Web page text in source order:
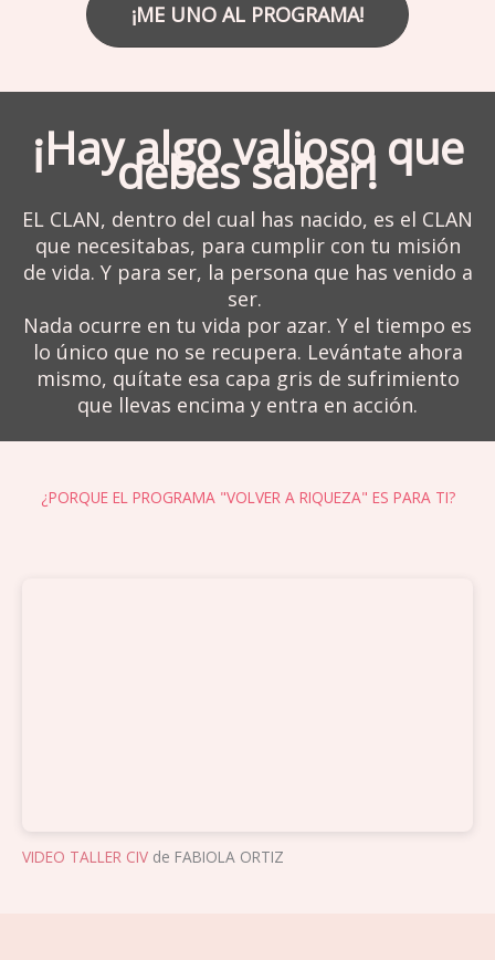
¡ME UNO AL PROGRAMA!
¡Hay algo valioso que
debes saber!
EL CLAN, dentro del cual has nacido, es el CLAN
que necesitabas, para cumplir con tu misión
de vida. Y para ser, la persona que has venido a
ser.
Nada ocurre en tu vida por azar. Y el tiempo es
lo único que no se recupera. Levántate ahora
mismo, quítate esa capa gris de sufrimiento
que llevas encima y entra en acción.
¿PORQUE EL PROGRAMA "VOLVER A RIQUEZA" ES PARA TI?
VIDEO TALLER CIV de FABIOLA ORTIZ